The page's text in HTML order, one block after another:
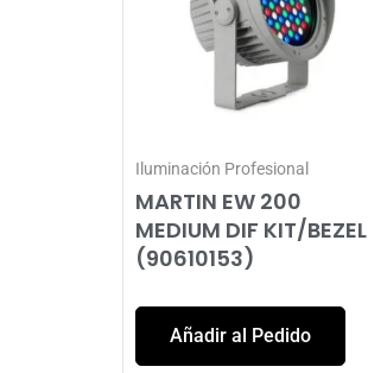
Iluminación Profesional
MARTIN EW 200
MEDIUM DIF KIT/BEZEL
(90610153)
Añadir al Pedido